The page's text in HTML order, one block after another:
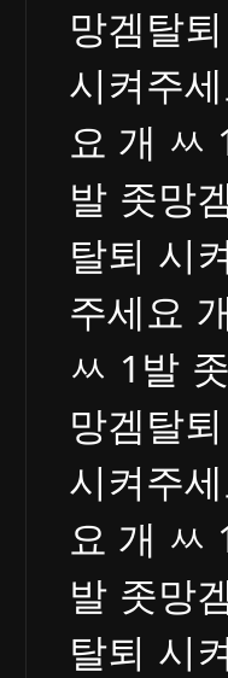
망겜탈
시켜주
요 개 ㅆ
발 좃망
탈퇴 시
주세요
ㅆ 1발
망겜탈
시켜주
요 개 ㅆ
발 좃망
탈퇴 시